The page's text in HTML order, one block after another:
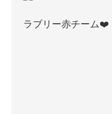
ラブリー赤チーム❤️